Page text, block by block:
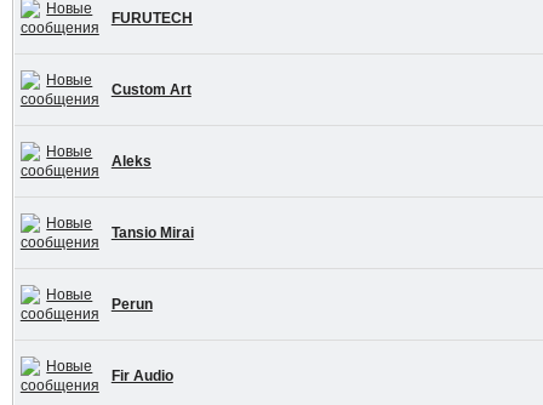
FURUTECH
Custom Art
Aleks
Tansio Mirai
Perun
Fir Audio